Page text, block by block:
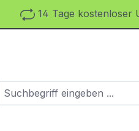
14 Tage kostenloser